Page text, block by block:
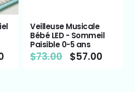
Veilleuse Musicale
Bébé LED - Sommeil
Paisible 0-5 ans
Prix
$73.00 Prix
$57.00